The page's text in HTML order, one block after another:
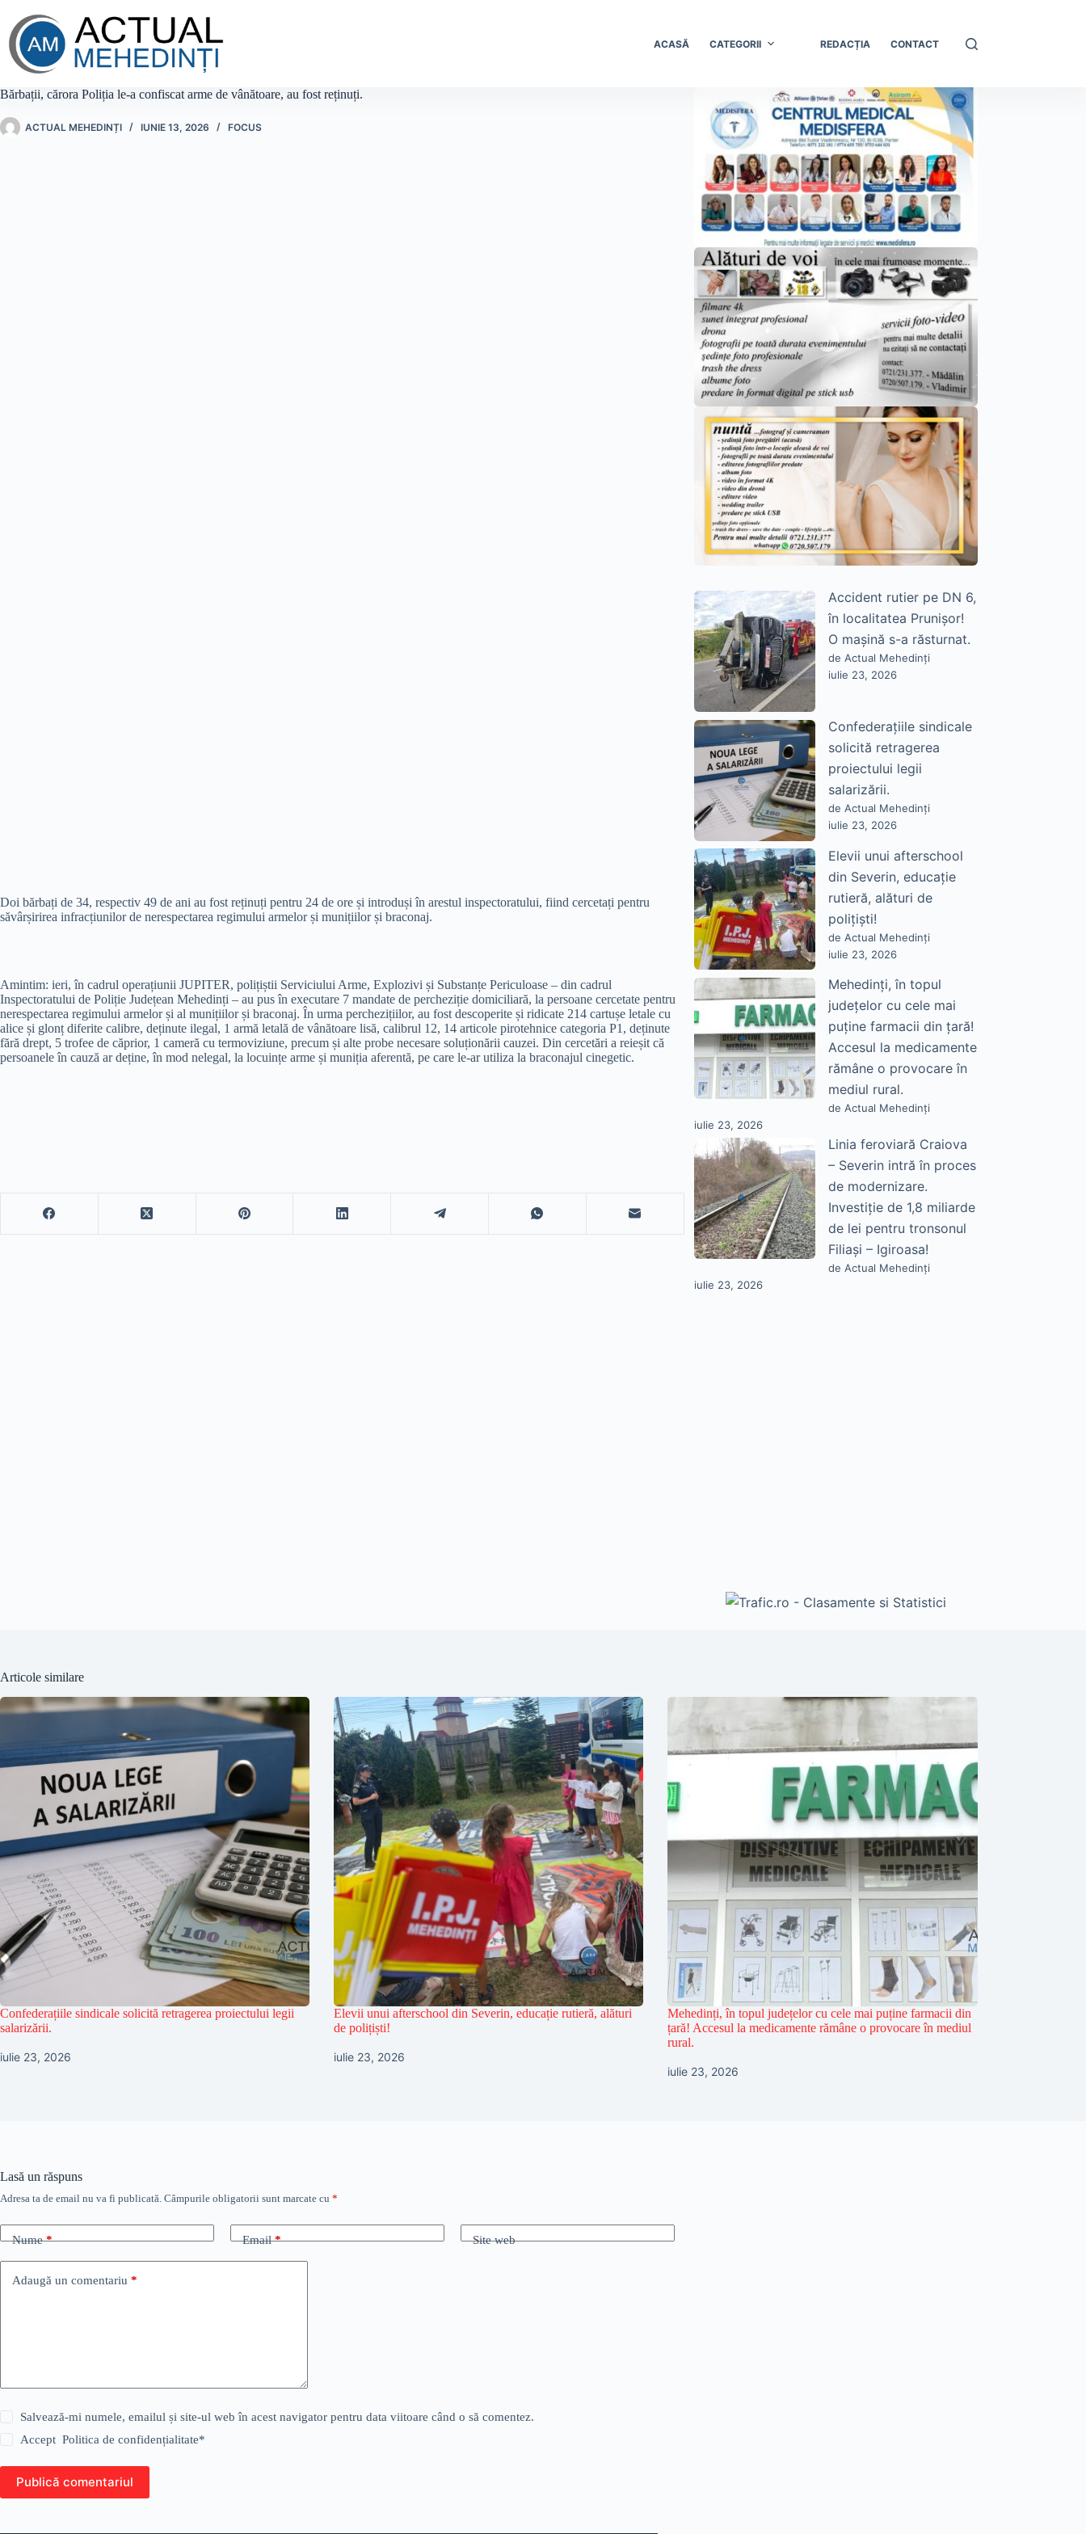
conținut
ACASĂ CATEGORII REDACȚIA CONTACT
Bărbații, cărora Poliția le-a confiscat arme de vânătoare, au fost reținuți.
ACTUAL MEHEDINȚI IUNIE 13, 2026 FOCUS
Doi bărbați de 34, respectiv 49 de ani au fost reținuți pentru 24 de ore și introduși în arestul inspectoratului, fiind cercetați pentru
săvârșirirea infracțiunilor de nerespectarea regimului armelor și munițiilor și braconaj.
Amintim: ieri, în cadrul operațiunii JUPITER, polițiștii Serviciului Arme, Explozivi și Substanțe Periculoase – din cadrul
Inspectoratului de Poliție Județean Mehedinți – au pus în executare 7 mandate de percheziție domiciliară, la persoane cercetate pentru
nerespectarea regimului armelor și al munițiilor și braconaj. În urma perchezițiilor, au fost descoperite și ridicate 214 cartușe letale cu
alice și glonț diferite calibre, deținute ilegal, 1 armă letală de vânătoare lisă, calibrul 12, 14 articole pirotehnice categoria P1, deținute
fără drept, 5 trofee de căprior, 1 cameră cu termoviziune, precum și alte probe necesare soluționării cauzei. Din cercetări a reieșit că
persoanele în cauză ar deține, în mod nelegal, la locuințe arme și muniția aferentă, pe care le-ar utiliza la braconajul cinegetic.
Accident rutier pe DN 6,
în localitatea Prunișor!
O mașină s-a răsturnat.
de Actual Mehedinți
iulie 23, 2026
Confederațiile sindicale
solicită retragerea
proiectului legii
salarizării.
de Actual Mehedinți
iulie 23, 2026
Elevii unui afterschool
din Severin, educație
rutieră, alături de
polițiști!
de Actual Mehedinți
iulie 23, 2026
Mehedinți, în topul
județelor cu cele mai
puține farmacii din țară!
Accesul la medicamente
rămâne o provocare în
mediul rural.
de Actual Mehedinți
iulie 23, 2026
Linia feroviară Craiova
– Severin intră în proces
de modernizare.
Investiție de 1,8 miliarde
de lei pentru tronsonul
Filiași – Igiroasa!
de Actual Mehedinți
iulie 23, 2026
Articole similare
Confederațiile sindicale solicită retragerea proiectului legii
salarizării.
iulie 23, 2026
Elevii unui afterschool din Severin, educație rutieră, alături
de polițiști!
iulie 23, 2026
Mehedinți, în topul județelor cu cele mai puține farmacii din
țară! Accesul la medicamente rămâne o provocare în mediul
rural.
iulie 23, 2026
Lasă un răspuns
Adresa ta de email nu va fi publicată. Câmpurile obligatorii sunt marcate cu *
Nume* Email* Site web
Adaugă un comentariu *
Salvează-mi numele, emailul și site-ul web în acest navigator pentru data viitoare când o să comentez.
AcceptPolitica de confidențialitate*
Publică comentariul